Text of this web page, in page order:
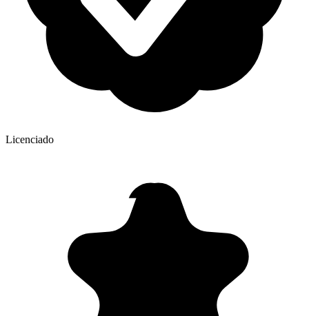
Licenciado